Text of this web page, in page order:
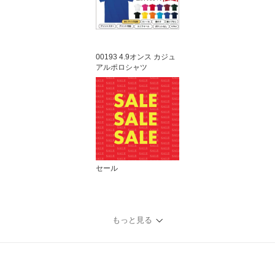
00193 4.9オンス カジュ
アルポロシャツ
セール
もっと見る